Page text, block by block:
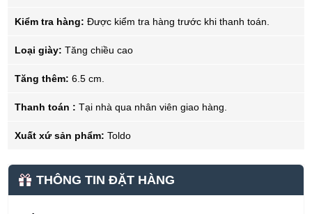
Kiểm tra hàng: Được kiểm tra hàng trước khi thanh toán.
Loại giày: Tăng chiều cao
Tăng thêm: 6.5 cm.
Thanh toán : Tại nhà qua nhân viên giao hàng.
Xuất xứ sản phẩm: Toldo
THÔNG TIN ĐẶT HÀNG